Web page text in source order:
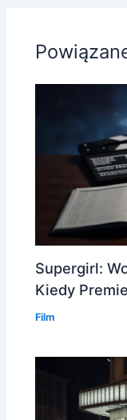
Supergirl:
Kiedy
Film